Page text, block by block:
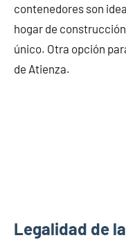
contenedores son
hogar de
único. Otra opción
de Atienza.
Legalidad de